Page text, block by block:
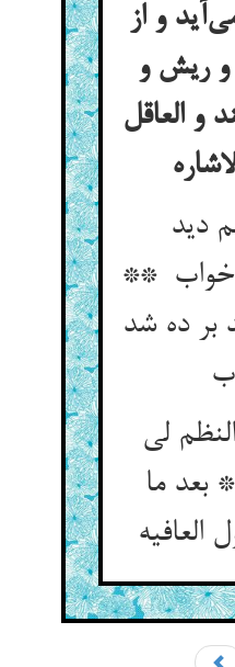
و از
ریش و
و العاقل
دید
خواب **
بر ده شد
لی
بعد ما